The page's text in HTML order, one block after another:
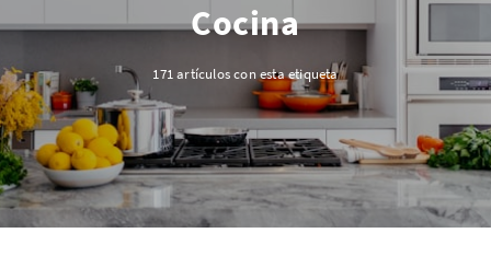
Cocina
171 artículos con esta etiqueta